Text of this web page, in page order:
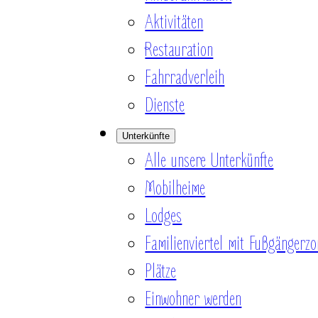
Aktivitäten
Restauration
Fahrradverleih
Dienste
Unterkünfte
Alle unsere Unterkünfte
Mobilheime
Lodges
Familienviertel mit
Plätze
Einwohner werden